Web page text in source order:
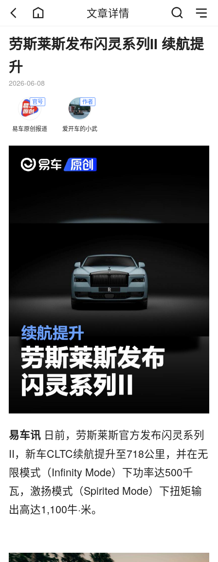
文章详情
劳斯莱斯发布闪灵系列II 续航提
升
2026-06-08
官号
易车原创报道
作者
爱开车的小武
易车讯日前，劳斯莱斯官方发布闪灵系列
II，新车CLTC续航提升至718公里，并在无
限模式（Infinity Mode）下功率达500千
瓦，激扬模式（Spirited Mode）下扭矩输
出高达1,100牛·米。